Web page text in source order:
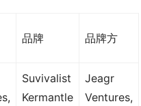
品牌 品牌方
Suvivalist
Kermantle
Jeagr
Ventures,